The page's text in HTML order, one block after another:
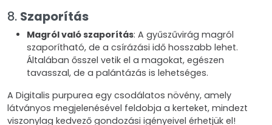
8. Szaporítás
Magról való szaporítás: A gyűszűvirág magról
szaporítható, de a csírázási idő hosszabb lehet.
Általában ősszel vetik el a magokat, egészen
tavasszal, de a palántázás is lehetséges.
A Digitalis purpurea egy csodálatos növény, amely
látványos megjelenésével feldobja a kerteket, mindezt
viszonylag kedvező gondozási igényeivel érhetjük el!